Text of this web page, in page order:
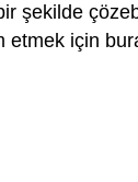
şekilde
için